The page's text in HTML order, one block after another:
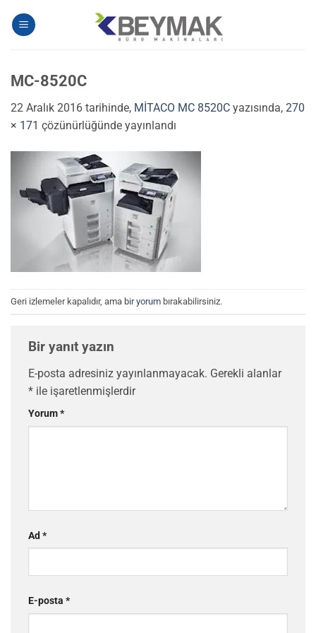
atla
MC-8520C
22 Aralık 2016 tarihinde, MİTACO MC 8520C yazısında, 270
× 171 çözünürlüğünde yayınlandı
Geri izlemeler kapalıdır, ama bir yorum bırakabilirsiniz.
Bir yanıt yazın
E-posta adresiniz yayınlanmayacak. Gerekli alanlar
* ile işaretlenmişlerdir
Yorum*
Ad *
E-posta *